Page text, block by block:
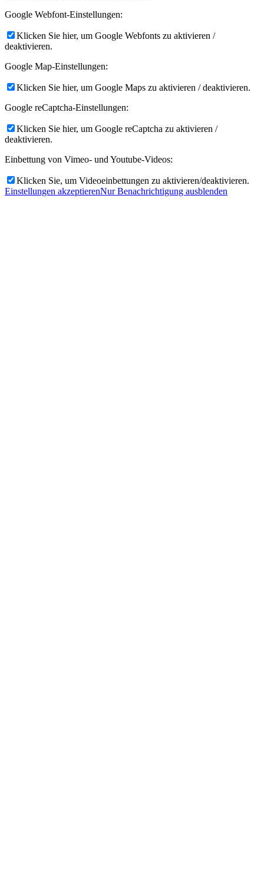
Google Webfont-Einstellungen:
Klicken Sie hier, um Google Webfonts zu aktivieren /
deaktivieren.
Google Map-Einstellungen:
Klicken Sie hier, um Google Maps zu aktivieren / deaktivieren.
Google reCaptcha-Einstellungen:
Klicken Sie hier, um Google reCaptcha zu aktivieren /
deaktivieren.
Einbettung von Vimeo- und Youtube-Videos:
Klicken Sie, um Videoeinbettungen zu aktivieren/deaktivieren.
Einstellungen akzeptierenNur Benachrichtigung ausblenden